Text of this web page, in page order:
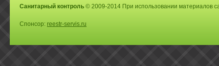
Санитарный контроль © 2009-2014 При использовании материалов
Спонсор: reestr-servis.ru